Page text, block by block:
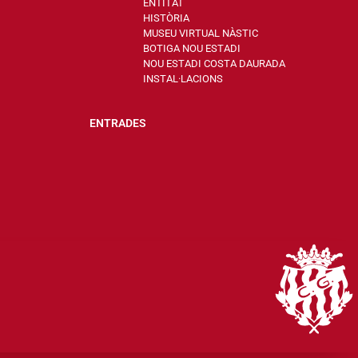
ENTITAT
HISTÒRIA
MUSEU VIRTUAL NÀSTIC
BOTIGA NOU ESTADI
NOU ESTADI COSTA DAURADA
INSTAL·LACIONS
ENTRADES